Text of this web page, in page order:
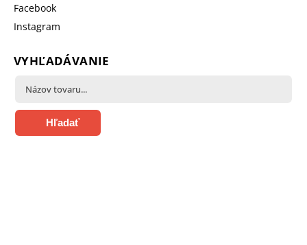
Facebook
Instagram
VYHĽADÁVANIE
Hľadať